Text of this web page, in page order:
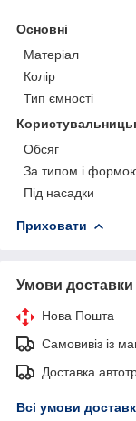
Основні
Матеріал
Колір
Тип ємності
Обсяг
За типом і
Під насадки
Приховати
Умови доставки
Нова Пошта
Самовивіз із
Доставка
Всі умови